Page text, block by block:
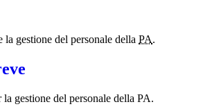
la gestione del personale della PA.
la gestione del personale della PA.